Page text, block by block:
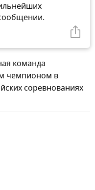
команда
чемпионом в
соревнованиях